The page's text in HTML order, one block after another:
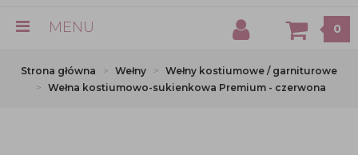
MENU 0
Strona główna Wełny
Wełny kostiumowe / garniturowe
Wełna kostiumowo-sukienkowa Premium - czerwona